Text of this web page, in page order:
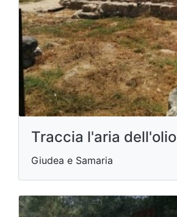
Traccia l'aria dell'olio
Giudea e Samaria